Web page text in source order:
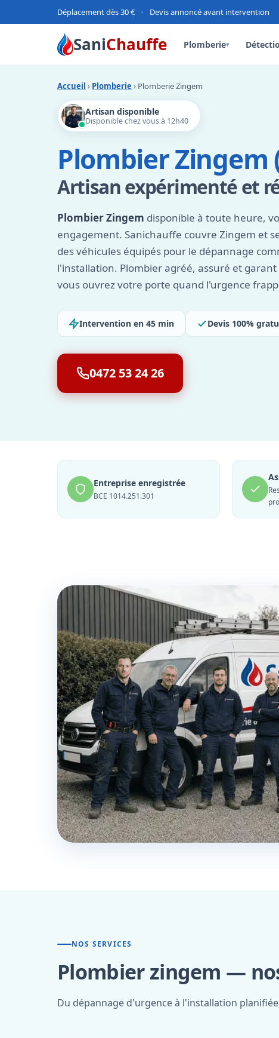
Déplacement dès 30 € • Devis annoncé avant intervention
SaniChauffe Plomberie▾
Accueil › Plomberie › Plomberie Zingem
Artisan disponible
Disponible chez vous à 12h40
Plombier Zingem
Artisan expérimenté et
Plombier Zingem disponible à toute heure,
engagement. Sanichauffe couvre Zingem et
des véhicules équipés pour le dépannage
l'installation. Plombier agréé, assuré et garant
vous ouvrez votre porte quand l'urgence
Intervention en 45 min Devis 100%
0472 53 24 26
Entreprise enregistrée
BCE 1014.251.301
NOS SERVICES
Plombier zingem —
Du dépannage d'urgence à l'installation